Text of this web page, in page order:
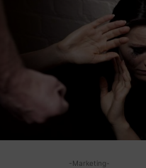
-Marketing-